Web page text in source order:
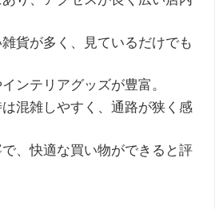
貨が多く、見ているだけでも
ンテリアグッズが豊富。
混雑しやすく、通路が狭く感
、快適な買い物ができると評